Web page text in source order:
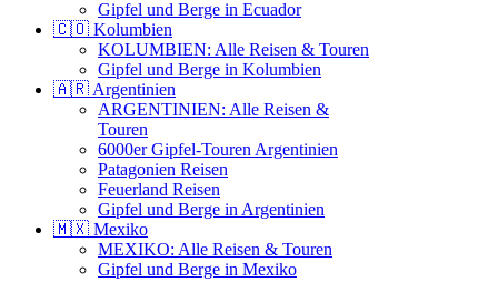
Gipfel und Berge in Ecuador
🇨🇴 Kolumbien
KOLUMBIEN: Alle Reisen & Touren
Gipfel und Berge in Kolumbien
🇦🇷 Argentinien
ARGENTINIEN: Alle Reisen &
Touren
6000er Gipfel-Touren Argentinien
Patagonien Reisen
Feuerland Reisen
Gipfel und Berge in Argentinien
🇲🇽 Mexiko
MEXIKO: Alle Reisen & Touren
Gipfel und Berge in Mexiko